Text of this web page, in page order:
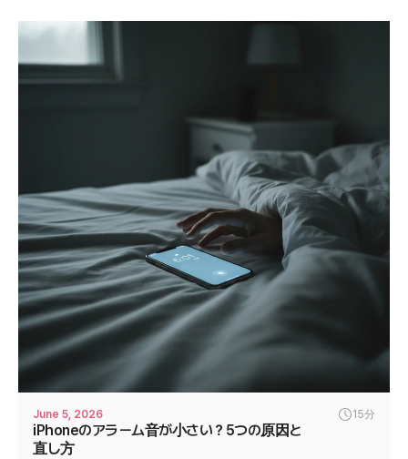
June 5, 2026 15分
iPhoneのアラーム音が小さい？5つの原因と
直し方